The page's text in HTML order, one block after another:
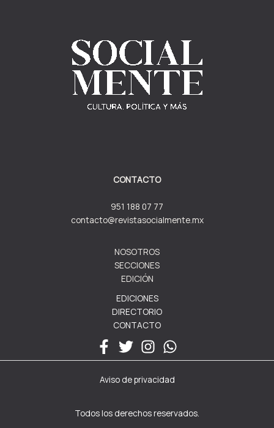
CONTACTO
951 188 07 77
contacto@revistasocialmente.mx
NOSOTROS
SECCIONES
EDICIÓN
EDICIONES
DIRECTORIO
CONTACTO
Aviso de privacidad
Todos los derechos reservados.